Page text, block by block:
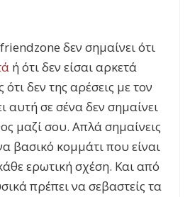
δεν σημαίνει ότι
ή ότι δεν είσαι αρκετά
δεν της αρέσεις με τον
αυτή σε σένα δεν σημαίνει
μαζί σου. Απλά σημαίνεις
βασικό κομμάτι που είναι
ερωτική σχέση. Και από
πρέπει να σεβαστείς τα